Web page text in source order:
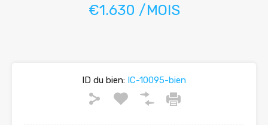
€1.630 /MOIS
ID du bien: IC-10095-bien